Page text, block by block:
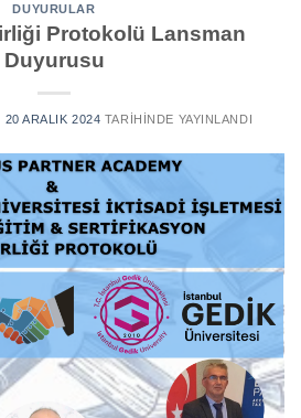
DUYURULAR
Protokolü Lansman
Duyurusu
20 ARALIK 2024 TARIHINDE YAYINLANDI